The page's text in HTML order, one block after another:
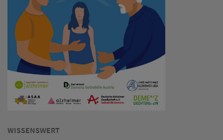
WISSENSWERT